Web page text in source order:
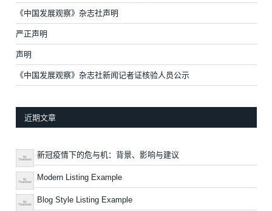
《中国发展观察》杂志社声明
严正声明
声明
《中国发展观察》杂志社新闻记者证核验人员公示
近期文章
新冠疫情下的危与机：背景、影响与建议
Modern Listing Example
Blog Style Listing Example